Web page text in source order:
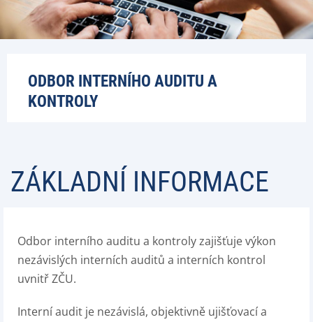
ODBOR INTERNÍHO AUDITU A
KONTROLY
ZÁKLADNÍ INFORMACE
Odbor interního auditu a kontroly zajišťuje výkon
nezávislých interních auditů a interních kontrol
uvnitř ZČU.
Interní audit je nezávislá, objektivně ujišťovací a